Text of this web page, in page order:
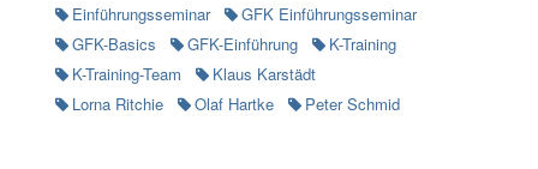
Einführungsseminar
GFK Einführungsseminar
GFK-Basics
GFK-Einführung
K-Training
K-Training-Team
Klaus Karstädt
Lorna Ritchie
Olaf Hartke Peter Schmid